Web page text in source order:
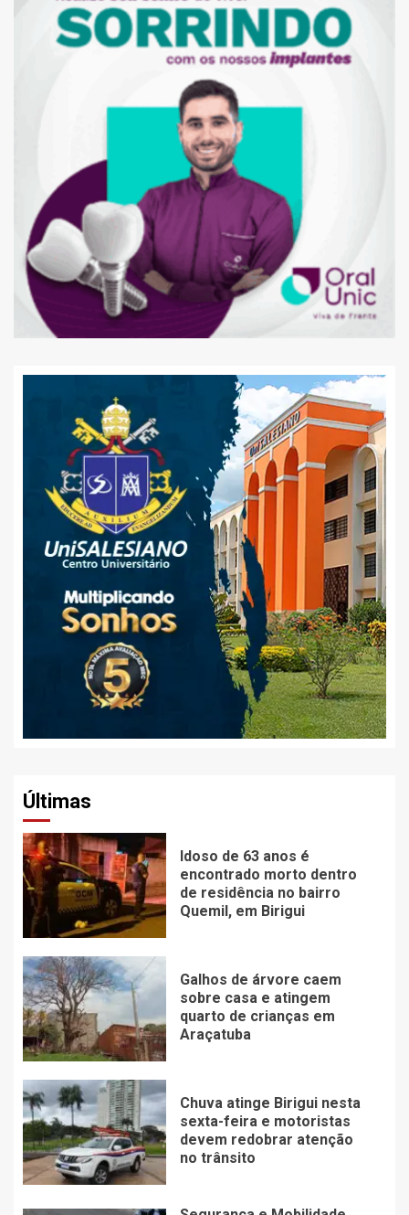
Últimas
Idoso de 63 anos é
encontrado morto dentro
de residência no bairro
Quemil, em Birigui
Galhos de árvore caem
sobre casa e atingem
quarto de crianças em
Araçatuba
Chuva atinge Birigui nesta
sexta-feira e motoristas
devem redobrar atenção
no trânsito